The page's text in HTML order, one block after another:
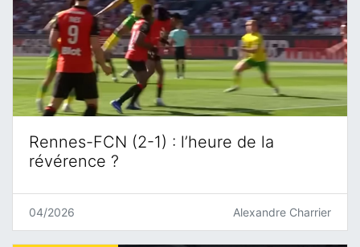
Rennes-FCN (2-1) : l’heure de la
révérence ?
04/2026 Alexandre Charrier